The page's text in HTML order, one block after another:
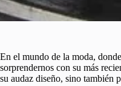
En el mundo de la moda,
sorprendernos con su más
su audaz diseño, sino también